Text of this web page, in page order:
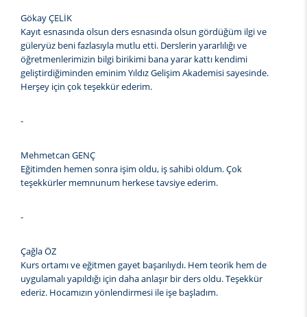
Gökay ÇELİK
Kayıt esnasında olsun ders esnasında olsun gördüğüm ilgi ve
güleryüz beni fazlasıyla mutlu etti. Derslerin yararlılığı ve
öğretmenlerimizin bilgi birikimi bana yarar kattı kendimi
geliştirdiğiminden eminim Yıldız Gelişim Akademisi sayesinde.
Herşey için çok teşekkür ederim.
-
Mehmetcan GENÇ
Eğitimden hemen sonra işim oldu, iş sahibi oldum. Çok
teşekkürler memnunum herkese tavsiye ederim.
-
Çağla ÖZ
Kurs ortamı ve eğitmen gayet başarılıydı. Hem teorik hem de
uygulamalı yapıldığı için daha anlaşır bir ders oldu. Teşekkür
ederiz. Hocamızın yönlendirmesi ile işe başladım.